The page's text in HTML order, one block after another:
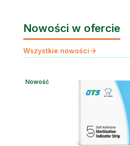
Nowości w ofercie
Wszystkie nowości
Nowość